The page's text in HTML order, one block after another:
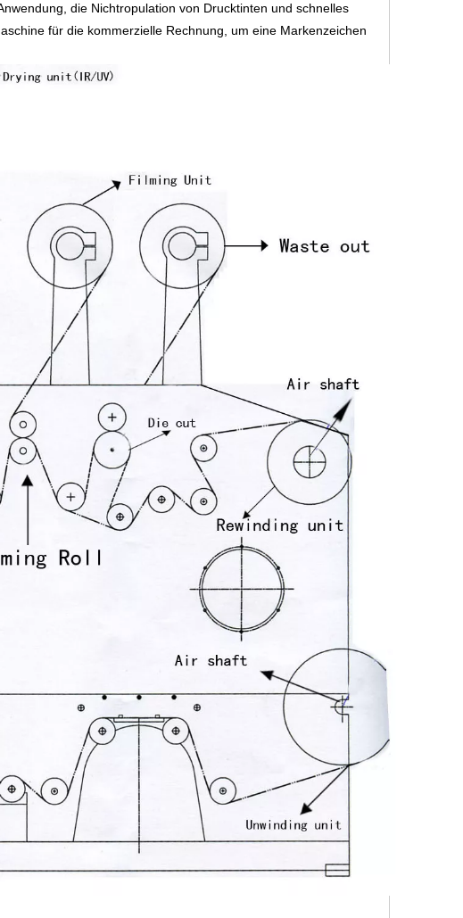
die Nichtropulation von Drucktinten und schnelles
für die kommerzielle Rechnung, um eine Markenzeichen